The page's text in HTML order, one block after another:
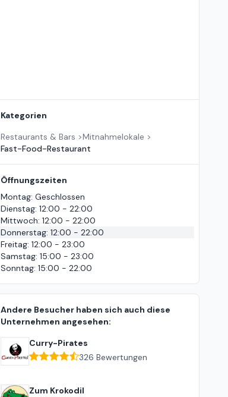
Kategorien
Restaurants & Bars >Mitnahmelokale >
Fast-Food-Restaurant
Öffnungszeiten
Montag: Geschlossen
Dienstag: 12:00 - 22:00
Mittwoch: 12:00 - 22:00
Donnerstag: 12:00 - 22:00
Freitag: 12:00 - 23:00
Samstag: 15:00 - 23:00
Sonntag: 15:00 - 22:00
Andere Besucher haben sich auch diese
Unternehmen angesehen:
Curry-Pirates
326 Bewertungen
Zum Krokodil